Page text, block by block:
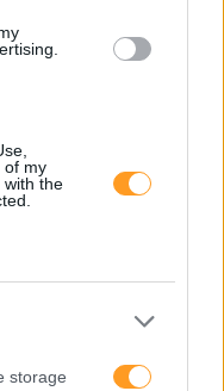
of my
with the
storage